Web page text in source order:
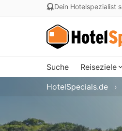
Dein Hotelspezialist
Suche Reiseziele
HotelSpecials.de